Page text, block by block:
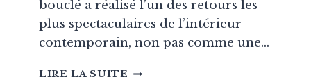
bouclé a réalisé l’un des retours les
plus spectaculaires de l’intérieur
contemporain, non pas comme une…
LIRE LA SUITE LE